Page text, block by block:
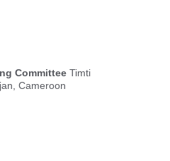
Committee Timti
Cameroon